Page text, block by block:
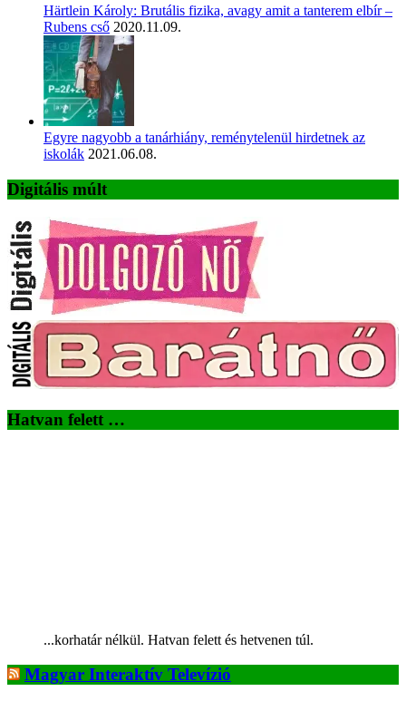
Härtlein Károly: Brutális fizika, avagy amit a tanterem elbír –
Rubens cső 2020.11.09.
Egyre nagyobb a tanárhiány, reménytelenül hirdetnek az
iskolák 2021.06.08.
Digitális múlt
Hatvan felett …
...korhatár nélkül. Hatvan felett és hetvenen túl.
Magyar Interaktív Televízió